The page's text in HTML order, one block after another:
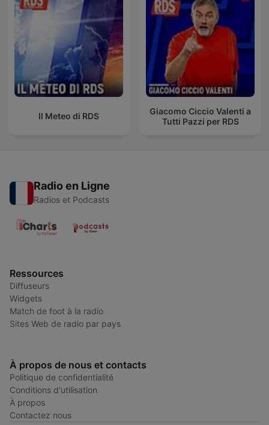
Il Meteo di RDS
Giacomo Ciccio Valenti a
Tutti Pazzi per RDS
Radio en Ligne
Radios et Podcasts
Ressources
Diffuseurs
Widgets
Match de foot à la radio
Sites Web de radio par pays
À propos de nous et contacts
Politique de confidentialité
Conditions d'utilisation
À propos
Contactez nous